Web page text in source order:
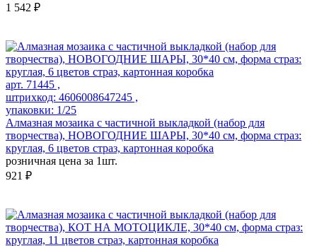
1 542 ₽
арт. 71445 ,
штрихкод: 4606008647245 ,
упаковки: 1/25
Алмазная мозаика с частичной выкладкой (набор для
творчества), НОВОГОДНИЕ ШАРЫ, 30*40 см, форма страз:
круглая, 6 цветов страз, картонная коробка
розничная цена за 1шт.
921 ₽